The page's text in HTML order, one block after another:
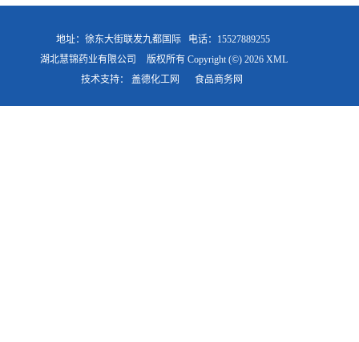
地址：徐东大街联发九都国际
电话：15527889255
湖北慧锦药业有限公司
版权所有 Copyright (©) 2026 XML
技术支持： 盖德化工网 食品商务网